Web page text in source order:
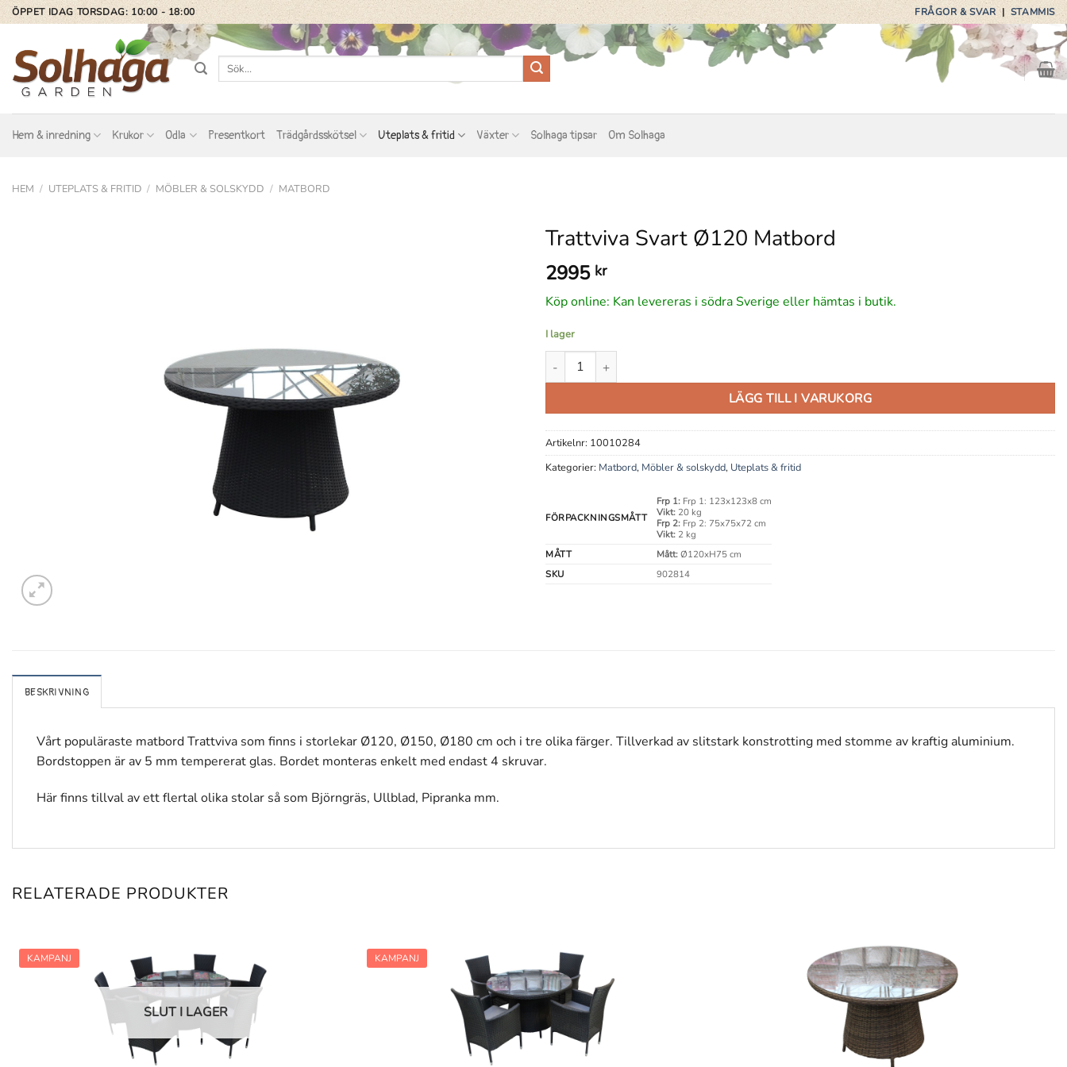
Skip
to
content
ÖPPET IDAG TORSDAG: 10:00 - 18:00 FRÅGOR & SVAR|STAMMIS
Sök
Hem & inredning Krukor Odla Presentkort Trädgårdsskötsel Uteplats & fritid Växter Solhaga tipsar Om Solhaga
HEM / UTEPLATS & FRITID / MÖBLER & SOLSKYDD / MATBORD
Trattviva Svart Ø120 Matbord
2995 kr
Köp online: Kan levereras i södra Sverige eller hämtas i butik.
I lager
Trattviva Svart Ø120 Matbord mängd
LÄGG TILL I VARUKORG
Artikelnr: 10010284
Kategorier: Matbord, Möbler & solskydd, Uteplats & fritid
FÖRPACKNINGSMÅTT
Frp 1:Frp 1: 123x123x8 cm
Vikt:20 kg
Frp 2:Frp 2: 75x75x72 cm
Vikt:2 kg
MÅTT
Mått:Ø120xH75 cm
SKU
902814
BESKRIVNING
Vårt populäraste matbord Trattviva som finns i storlekar Ø120, Ø150, Ø180 cm och i tre olika färger. Tillverkad av slitstark konstrotting med stomme av kraftig aluminium.
Bordstoppen är av 5 mm tempererat glas. Bordet monteras enkelt med endast 4 skruvar.
Här finns tillval av ett flertal olika stolar så som Björngräs, Ullblad, Pipranka mm.
RELATERADE PRODUKTER
KAMPANJ
SLUT I LAGER
KAMPANJ